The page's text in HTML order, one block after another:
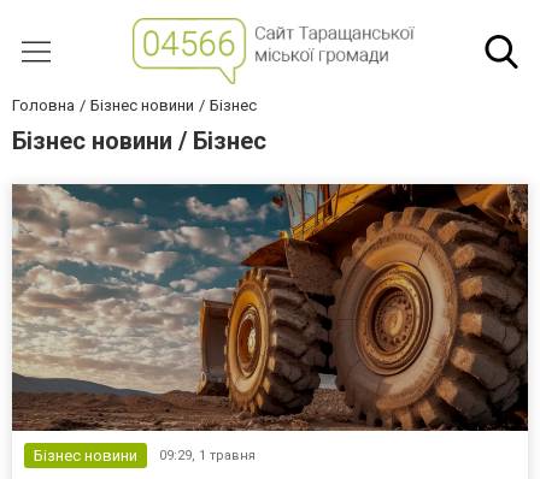
Головна Бізнес новини Бізнес
Бізнес новини / Бізнес
Бізнес новини 09:29, 1 травня